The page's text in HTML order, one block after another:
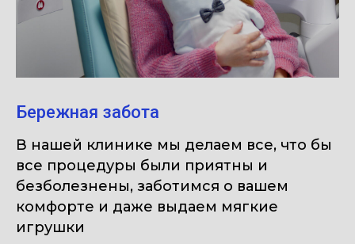
Бережная забота
В нашей клинике мы делаем все, что бы
все процедуры были приятны и
безболезнены, заботимся о вашем
комфорте и даже выдаем мягкие
игрушки